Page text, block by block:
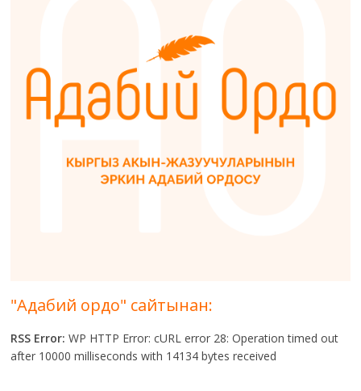
"Адабий ордо" сайтынан:
RSS Error: WP HTTP Error: cURL error 28: Operation timed out
after 10000 milliseconds with 14134 bytes received